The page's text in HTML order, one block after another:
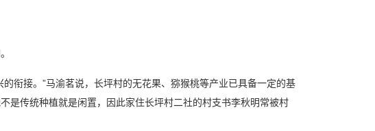
接。”马渝茗说，长坪村的无花果、猕猴桃等产业已具备一定的基
是传统种植就是闲置，因此家住长坪村二社的村支书李秋明常被村